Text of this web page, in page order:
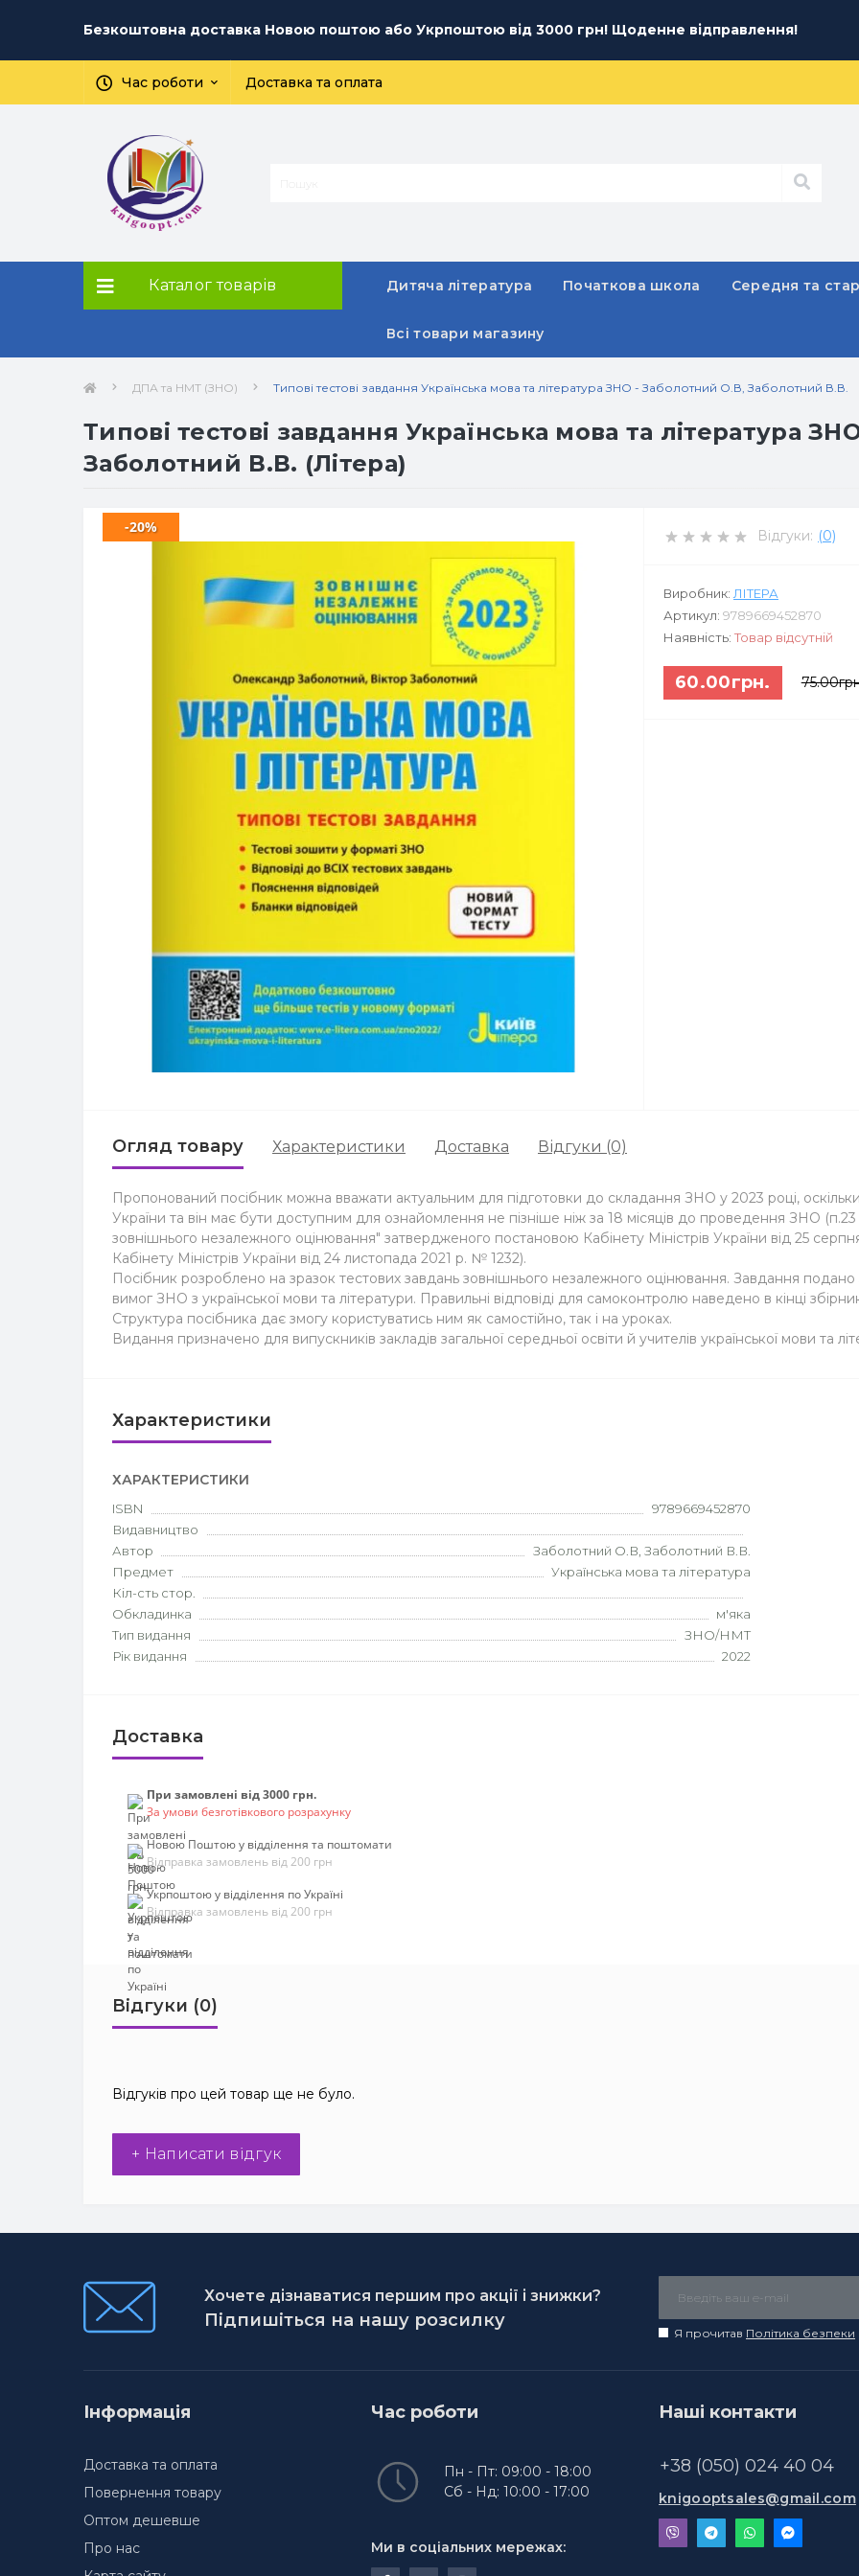
Безкоштовна доставка Новою поштою або Укрпоштою від 3000 грн! Щоденне відправлення!
Час роботи Доставка та оплата
Каталог товарів Дитяча література Початкова школа Середня та
Всі товари магазину
ДПА та НМТ (ЗНО) Типові тестові завдання Українська мова та література ЗНО - Заболотний О.В, Заболотний В.В.
Типові тестові завдання Українська мова та література
Заболотний В.В. (Літера)
-20% Відгуки: (0)
Виробник: ЛІТЕРА
Артикул: 9789669452870
Наявність: Товар відсутній
60.00грн.
Огляд товару Характеристики Доставка Відгуки (0)
Пропонований посібник можна вважати актуальним для підготовки до складання ЗНО у 2023 році,
України та він має бути доступним для ознайомлення не пізніше ніж за 18 місяців до проведення ЗНО
зовнішнього незалежного оцінювання" затвердженого постановою Кабінету Міністрів України від 25
Кабінету Міністрів України від 24 листопада 2021 р. № 1232).
Посібник розроблено на зразок тестових завдань зовнішнього незалежного оцінювання. Завдання подано
вимог ЗНО з української мови та літератури. Правильні відповіді для самоконтролю наведено в кінці
Структура посібника дає змогу користуватись ним як самостійно, так і на уроках.
Видання призначено для випускників закладів загальної середньої освіти й учителів української мови та
Характеристики
ХАРАКТЕРИСТИКИ
ISBN
9789669452870
Видавництво
Автор
Заболотний О.В, Заболотний В.В.
Предмет
Українська мова та література
Кіл-сть стор.
Обкладинка
м'яка
Тип видання
ЗНО/НМТ
Рік видання
2022
Доставка
При замовлені від 3000 грн.
За умови безготівкового розрахунку
Новою Поштою у відділення та поштомати
Відправка замовлень від 200 грн
Укрпоштою у відділення по Україні
Відправка замовлень від 200 грн
Відгуки (0)
Відгуків про цей товар ще не було.
+ Написати відгук
Хочете дізнаватися першим про акції і знижки?
Підпишіться на нашу розсилку
Я прочитав Політика безпеки
Інформація
Доставка та оплата
Повернення товару
Оптом дешевше
Про нас
Час роботи
Пн - Пт: 09:00 - 18:00
Сб - Нд: 10:00 - 17:00
Ми в соціальних мережах:
Наші контакти
+38 (050) 024 40 04
knigooptsales@gmail.com